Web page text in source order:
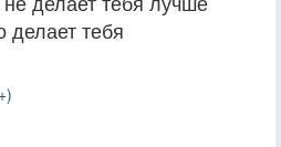
делает тебя